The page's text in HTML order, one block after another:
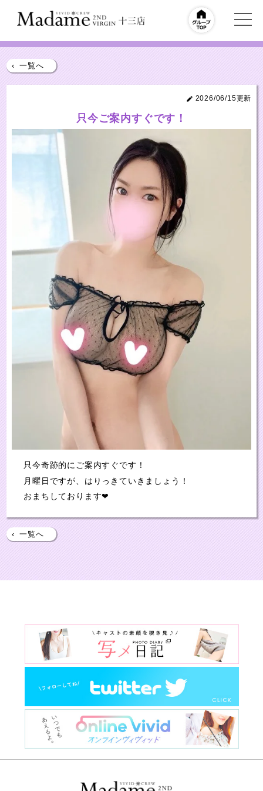
‹ 一覧へ
2026/06/15更新
只今ご案内すぐです！
只今奇跡的にご案内すぐです！
月曜日ですが、はりっきていきましょう！
おまちしております❤
‹ 一覧へ